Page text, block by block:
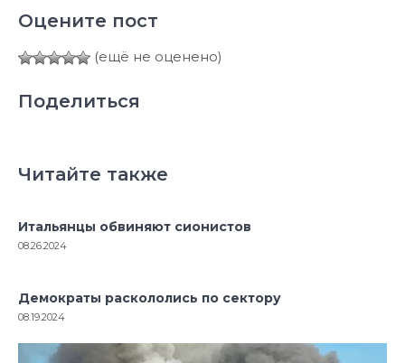
Оцените пост
(ещё не оценено)
Поделиться
Читайте также
Итальянцы обвиняют сионистов
08.26.2024
Демократы раскололись по сектору
08.19.2024